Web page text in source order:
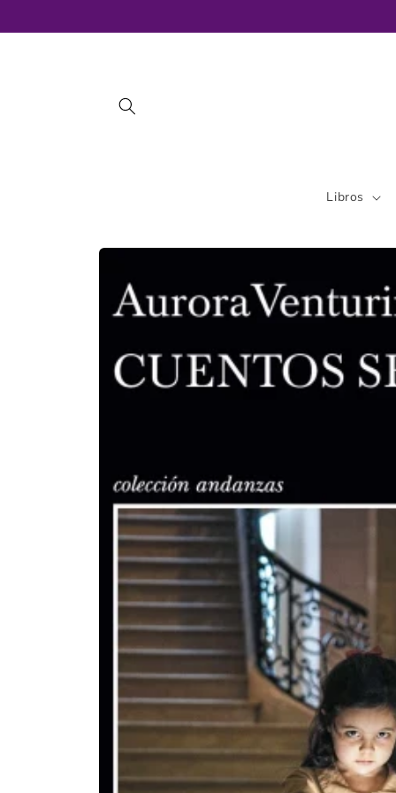
al contenido
Libros
directamente
información
del producto